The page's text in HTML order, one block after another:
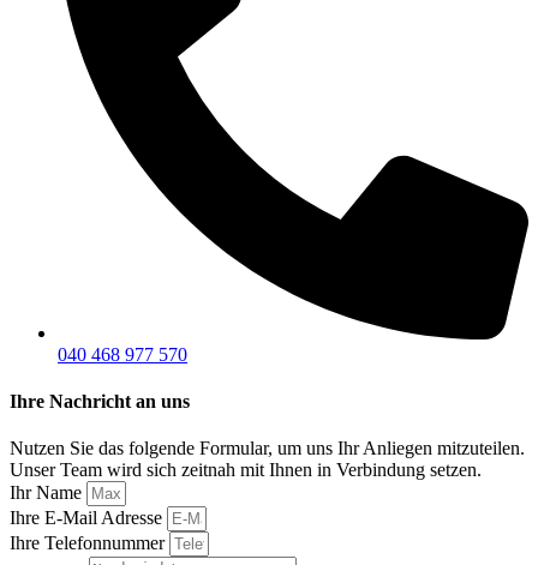
040 468 977 570
Ihre Nachricht an uns
Nutzen Sie das folgende Formular, um uns Ihr Anliegen mitzuteilen.
Unser Team wird sich zeitnah mit Ihnen in Verbindung setzen.
Ihr Name
Ihre E-Mail Adresse
Ihre Telefonnummer